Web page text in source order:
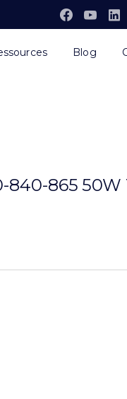
Blog
840-865 50W